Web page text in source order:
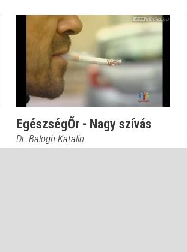
EgészségŐr - Nagy szívás
Dr. Balogh Katalin